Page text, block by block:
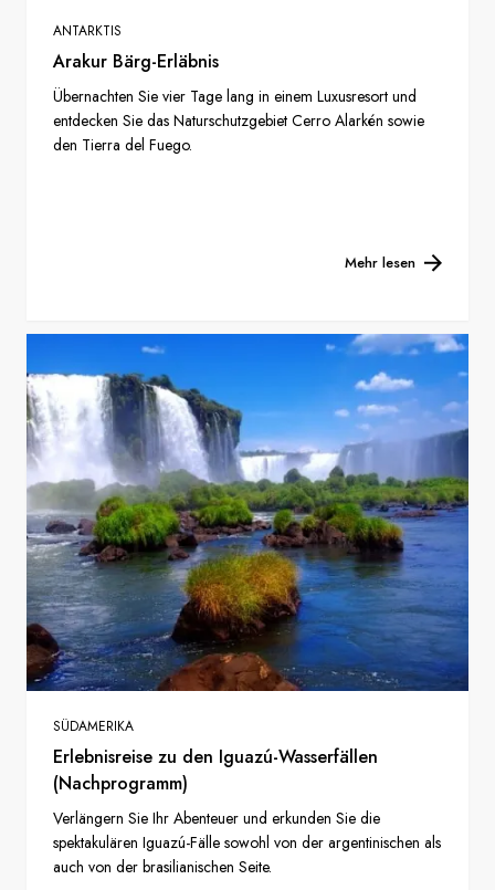
ANTARKTIS
Arakur Bärg-Erläbnis
Übernachten Sie vier Tage lang in einem Luxusresort und
entdecken Sie das Naturschutzgebiet Cerro Alarkén sowie
den Tierra del Fuego.
Mehr lesen
SÜDAMERIKA
Erlebnisreise zu den Iguazú-Wasserfällen
(Nachprogramm)
Verlängern Sie Ihr Abenteuer und erkunden Sie die
spektakulären Iguazú-Fälle sowohl von der argentinischen als
auch von der brasilianischen Seite.